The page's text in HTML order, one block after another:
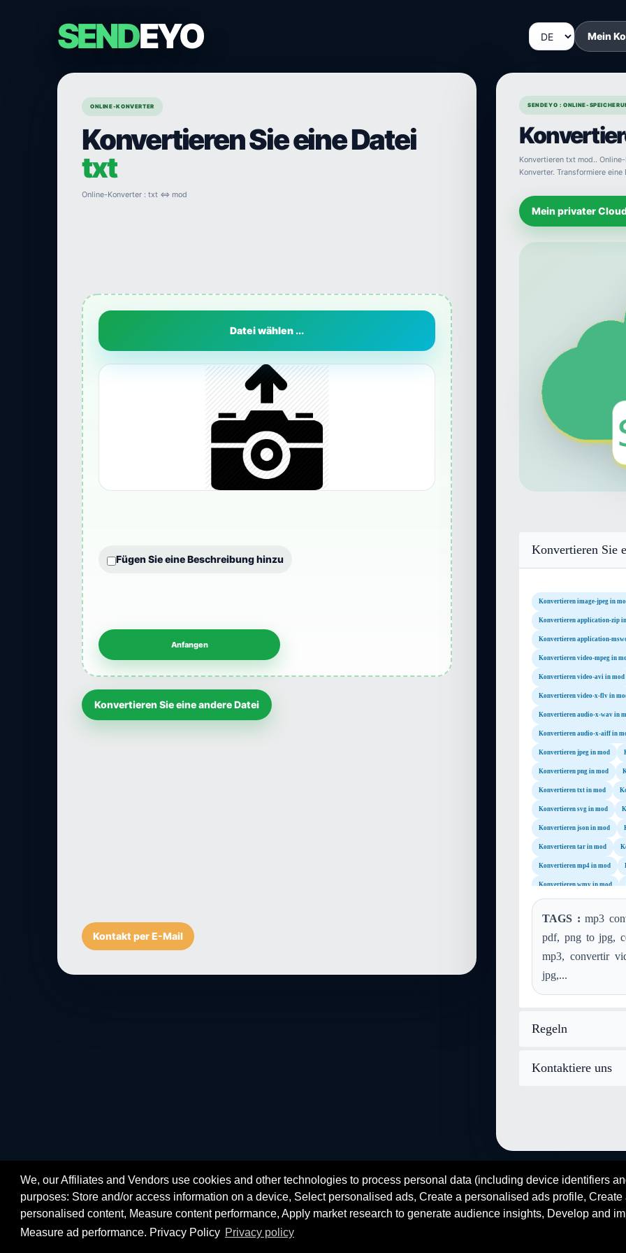
We, our Affiliates and Vendors use cookies and other technologies to process personal data (including device identifiers
purposes: Store and/or access information on a device, Select personalised ads, Create a personalised ads profile,
personalised content, Measure content performance, Apply market research to generate audience insights, Develop and
Measure ad performance. Privacy Policy Privacy policy
SENDEYO Mein
ONLINE-KONVERTER
Konvertieren Sie eine Datei
txt
Online-Konverter : txt ⇔ mod
Datei wählen ...
Fügen Sie eine Beschreibung hinzu
Konvertieren Sie eine andere Datei
Kontakt per E-Mail
SENDEYO : ONLINE-
Konvertieren txt mod..
Konverter. Transformiere eine
Mein privater
Konvertieren Sie
Konvertieren image-jpeg in
Konvertieren application-zip
Konvertieren application-
Konvertieren video-mpeg in
Konvertieren video-avi in mod
Konvertieren video-x-flv in
Konvertieren audio-x-wav in
Konvertieren audio-x-aiff in
Konvertieren jpeg in mod
Konvertieren png in mod
Konvertieren txt in mod
Konvertieren svg in mod
Konvertieren json in mod
Konvertieren tar in mod
Konvertieren mp4 in mod
Konvertieren wmv in mod
Konvertieren mp2 in mod
Konvertieren aac in mod
Konvertieren ps in mod
TAGS : mp3
pdf, png to jpg,
mp3, convertir
jpg,...
Regeln
Kontaktiere uns
fr en es zh ar
hi
© 2026 SENDEYO - All rights reserved